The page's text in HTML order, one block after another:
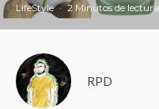
LifeStyle · 2 Minutos de lectura
RPD